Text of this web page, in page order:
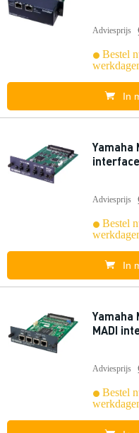
Adviesprijs
Bestel
In
Yamaha
Adviesprijs
Bestel
In
Yamaha
MADI
Adviesprijs
Bestel